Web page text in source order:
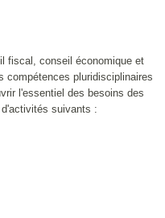
fiscal, conseil économique et
compétences pluridisciplinaires
l'essentiel des besoins des
suivants :